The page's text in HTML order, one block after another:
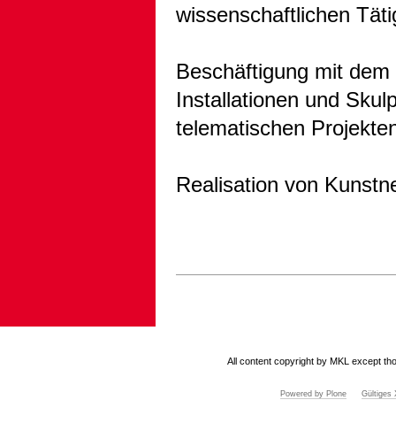
wissenschaftlichen
Beschäftigung mit
Installationen und
telematischen
Realisation von
All content copyright by MKL except
Powered by Plone Gültiges